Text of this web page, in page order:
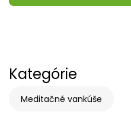
Kategórie
Meditačné vankúše